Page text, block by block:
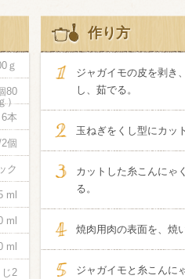
ｇ
80
）
6本
個
ク
ml
ml
ml
2
作り方
ジャガイモの皮を剥き
し、茹でる。
玉ねぎをくし型にカッ
カットした糸こんにゃ
る。
焼肉用肉の表面を、焼
ジャガイモと糸こんに